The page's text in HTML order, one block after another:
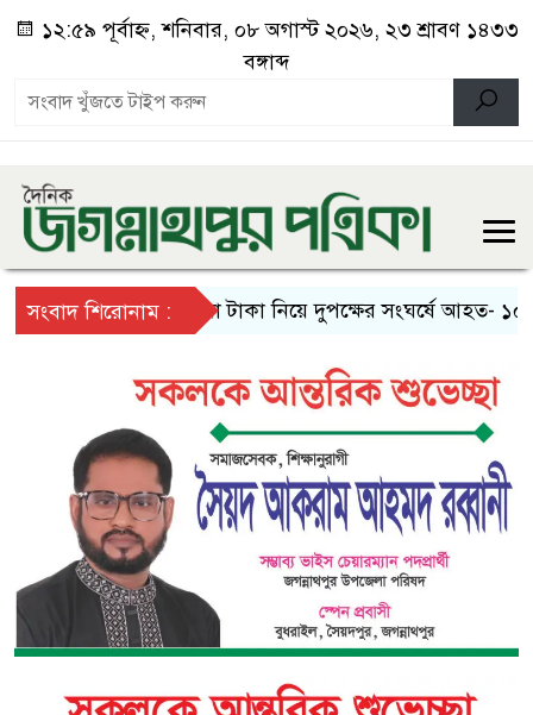
১২:৫৯ পূর্বাহ্ন, শনিবার, ০৮ অগাস্ট ২০২৬, ২৩ শ্রাবণ ১৪৩৩
বঙ্গাব্দ
সংবাদ শিরোনাম :পাওনা টাকা নিয়ে দুপক্ষের সংঘর্ষে আহত- ১০